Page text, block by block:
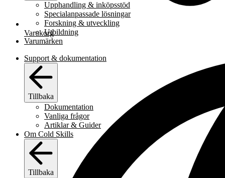
Upphandling & inköpsstöd
Specialanpassade lösningar
Forskning & utveckling
Utbildning
Varumärken
Support & dokumentation
Tillbaka
Dokumentation
Vanliga frågor
Artiklar & Guider
Om Cold Skills
Tillbaka
Varukorg